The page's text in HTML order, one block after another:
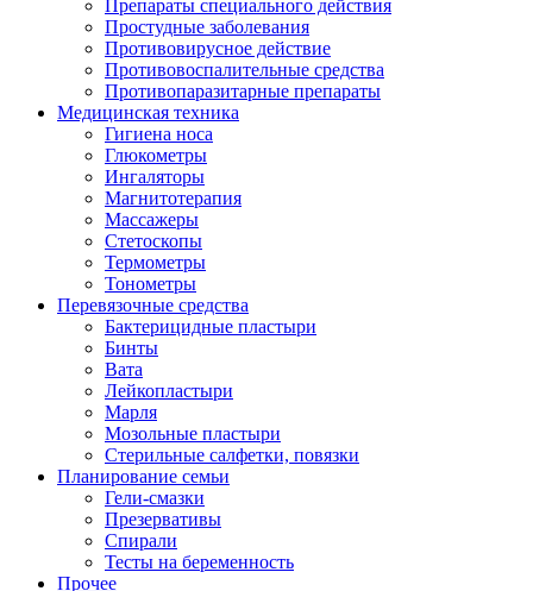
Препараты специального действия
Простудные заболевания
Противовирусное действие
Противовоспалительные средства
Противопаразитарные препараты
Медицинская техника
Гигиена носа
Глюкометры
Ингаляторы
Магнитотерапия
Массажеры
Стетоскопы
Термометры
Тонометры
Перевязочные средства
Бактерицидные пластыри
Бинты
Вата
Лейкопластыри
Марля
Мозольные пластыри
Стерильные салфетки, повязки
Планирование семьи
Гели-смазки
Презервативы
Спирали
Тесты на беременность
Прочее